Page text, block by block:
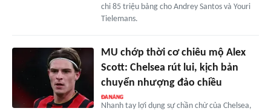
chi 85 triệu bảng cho Andrey Santos và Youri
Tielemans.
MU chớp thời cơ chiêu mộ Alex
Scott: Chelsea rút lui, kịch bản
chuyển nhượng đảo chiều
Nhanh tay lợi dụng sự chần chừ của Chelsea,